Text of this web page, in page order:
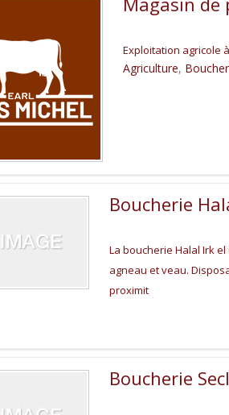
Exploitation agricole
Agriculture,
Boucherie
La boucherie Halal Irk
agneau et veau.
proximit
Boucherie